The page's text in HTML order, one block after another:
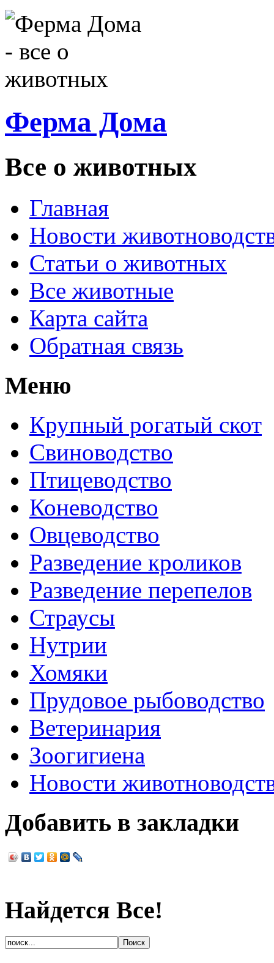
Ферма Дома
Все о животных
Главная
Новости
Статьи о животных
Все животные
Карта сайта
Обратная связь
Меню
Крупный рогатый скот
Свиноводство
Птицеводство
Коневодство
Овцеводство
Разведение кроликов
Разведение перепелов
Страусы
Нутрии
Хомяки
Прудовое рыбоводство
Ветеринария
Зоогигиена
Новости
Добавить в закладки
Найдется Все!